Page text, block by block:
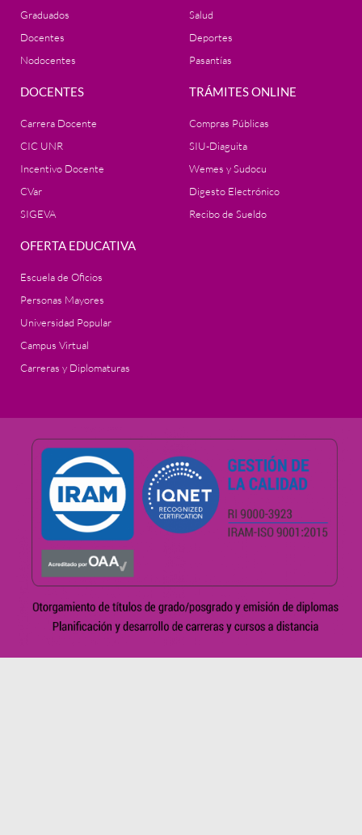
Graduados
Docentes
Nodocentes
Salud
Deportes
Pasantías
DOCENTES
Carrera Docente
CIC UNR
Incentivo Docente
CVar
SIGEVA
TRÁMITES ONLINE
Compras Públicas
SIU-Diaguita
Wemes y Sudocu
Digesto Electrónico
Recibo de Sueldo
OFERTA EDUCATIVA
Escuela de Oficios
Personas Mayores
Universidad Popular
Campus Virtual
Carreras y Diplomaturas